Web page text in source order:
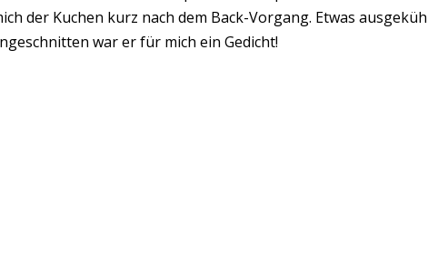
der Kuchen kurz nach dem Back-Vorgang. Etwas
war er für mich ein Gedicht!